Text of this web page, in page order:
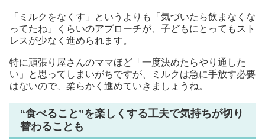
「ミルクをなくす」というよりも「気づいたら飲まなくな
ってたね」くらいのアプローチが、子どもにとってもスト
レスが少なく進められます。
特に頑張り屋さんのママほど「一度決めたらやり通した
い」と思ってしまいがちですが、ミルクは急に手放す必要
はないので、柔らかく進めていきましょうね。
“食べること”を楽しくする工夫で気持ちが切り
替わることも